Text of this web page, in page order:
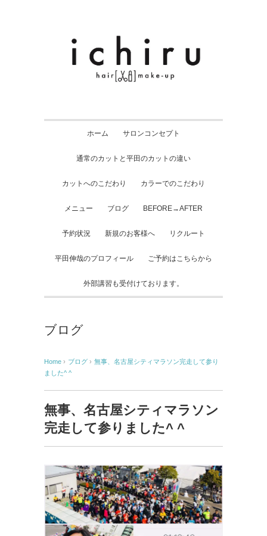
ホーム サロンコンセプト
通常のカットと平田のカットの違い
カットへのこだわり カラーでのこだわり
メニュー ブログ BEFORE→AFTER
予約状況 新規のお客様へ リクルート
平田伸哉のプロフィール ご予約はこちらから
外部講習も受付けております。
ブログ
Home › ブログ › 無事、名古屋シティマラソン完走して参り
ました^ ^
無事、名古屋シティマラソン
完走して参りました^ ^